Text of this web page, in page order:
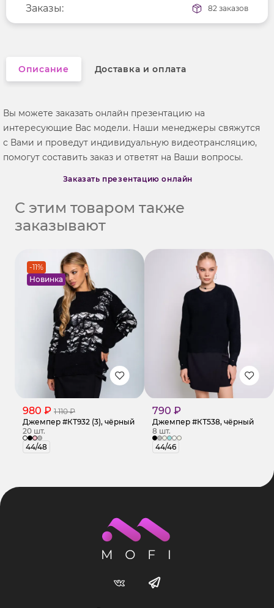
Заказы:
82 заказов
Описание Доставка и оплата
Вы можете заказать онлайн презентацию на
интересующие Вас модели. Наши менеджеры свяжутся
с Вами и проведут индивидуальную видеотрансляцию,
помогут составить заказ и ответят на Ваши вопросы.
Заказать презентацию онлайн
С этим товаром также
заказывают
-11%
Новинка
980 ₽ 1 110 ₽
Джемпер #КТ932 (3), чёрный
20 шт.
44/48
790 ₽
Джемпер #КТ538, чёрный
8 шт.
44/46